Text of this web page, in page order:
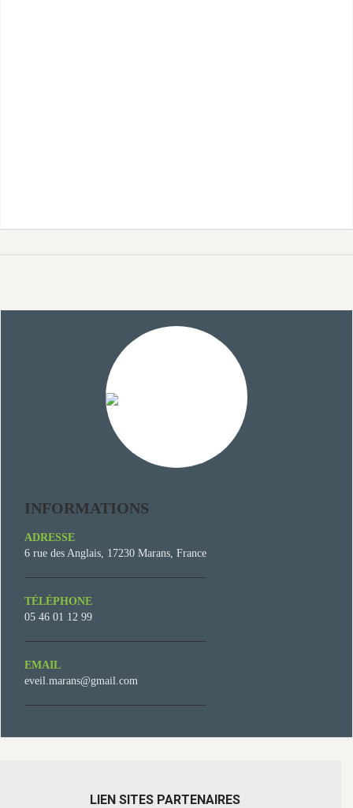
INFORMATIONS
ADRESSE
6 rue des Anglais, 17230 Marans, France
TÉLÉPHONE
05 46 01 12 99
EMAIL
eveil.marans@gmail.com
LIEN SITES PARTENAIRES